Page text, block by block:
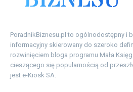
PoradnikBiznesu.pl to ogólnodostępny i
informacyjny skierowany do szeroko
rozwinięciem bloga programu Mała
cieszącego się popularnością od
jest e-Kiosk SA.